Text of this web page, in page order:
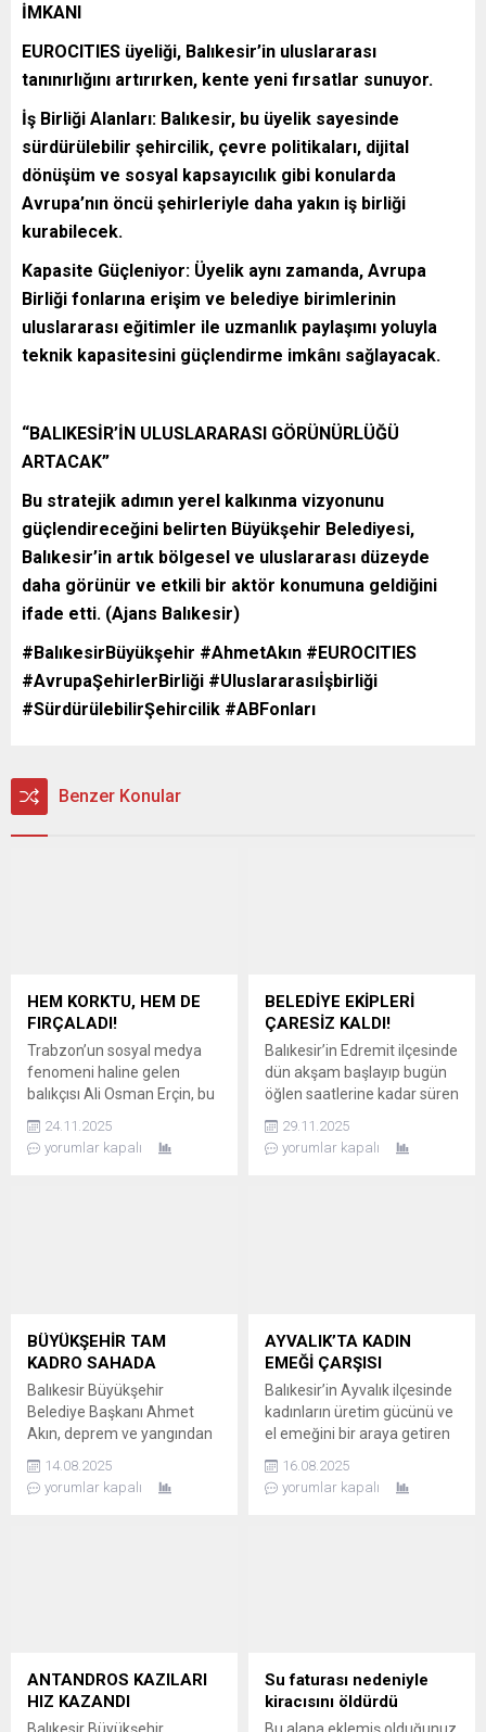
İMKANI
EUROCITIES üyeliği, Balıkesir’in uluslararası
tanınırlığını artırırken, kente yeni fırsatlar sunuyor.
İş Birliği Alanları: Balıkesir, bu üyelik sayesinde
sürdürülebilir şehircilik, çevre politikaları, dijital
dönüşüm ve sosyal kapsayıcılık gibi konularda
Avrupa’nın öncü şehirleriyle daha yakın iş birliği
kurabilecek.
Kapasite Güçleniyor: Üyelik aynı zamanda, Avrupa
Birliği fonlarına erişim ve belediye birimlerinin
uluslararası eğitimler ile uzmanlık paylaşımı yoluyla
teknik kapasitesini güçlendirme imkânı sağlayacak.
“BALIKESİR’İN ULUSLARARASI GÖRÜNÜRLÜĞÜ
ARTACAK”
Bu stratejik adımın yerel kalkınma vizyonunu
güçlendireceğini belirten Büyükşehir Belediyesi,
Balıkesir’in artık bölgesel ve uluslararası düzeyde
daha görünür ve etkili bir aktör konumuna geldiğini
ifade etti. (Ajans Balıkesir)
#BalıkesirBüyükşehir #AhmetAkın #EUROCITIES
#AvrupaŞehirlerBirliği #Uluslararasıİşbirliği
#SürdürülebilirŞehircilik #ABFonları
Benzer Konular
HEM KORKTU, HEM DE
FIRÇALADI!
Trabzon’un sosyal medya
fenomeni haline gelen
balıkçısı Ali Osman Erçin, bu
köpekbalığıyla yaptığı
sohbetle takipçilerini
Erçin, ağlarına zarar...
24.11.2025
yorumlar kapalı
BELEDİYE EKİPLERİ
ÇARESİZ KALDI!
Balıkesir’in Edremit ilçesinde
dün akşam başlayıp bugün
öğlen saatlerine kadar süren
mahallelerde sel felaketine
yol açtı. Su baskınlarına
Altınkum Mahallesi’ndeki
söz konusu sokakta, su
seviyesinin binalarla...
29.11.2025
yorumlar kapalı
BÜYÜKŞEHİR TAM
KADRO SAHADA
Balıkesir Büyükşehir
Belediye Başkanı Ahmet
Akın, deprem ve yangından
bırakmadı; tüm birimler,
yaraların sarılması için
afet bölgelerine sevk etti.
Başkan Ahmet Akın’ın
14.08.2025
yorumlar kapalı
AYVALIK’TA KADIN
EMEĞİ ÇARŞISI
Balıkesir’in Ayvalık ilçesinde
kadınların üretim gücünü ve
el emeğini bir araya getiren
kapılarını açtı. ÜRETEN
KADINLAR GÜÇLENDİKÇE,
çıkan özel ürünleri sergiliyor.
Ayvalık Belediye Başkanı
16.08.2025
yorumlar kapalı
ANTANDROS KAZILARI
HIZ KAZANDI
Su faturası nedeniyle
kiracısını öldürdü